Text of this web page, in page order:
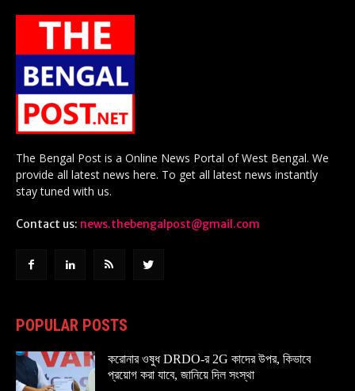
The Bengal Post is a Online News Portal of West Bengal. We
provide all latest news here. To get all latest news instantly
stay tuned with us.
Contact us: news.thebengalpost@gmail.com
POPULAR POSTS
করোনার ওষুধ DRDO-র 2G কাদের উপর, কিভাবে
প্রয়োগ করা যাবে, জানিয়ে দিল সংস্থা